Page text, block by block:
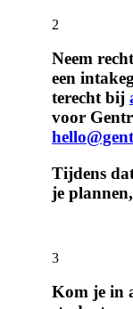
2
Neem
een
terecht bij
voor
Tijdens
je
3
Kom je in